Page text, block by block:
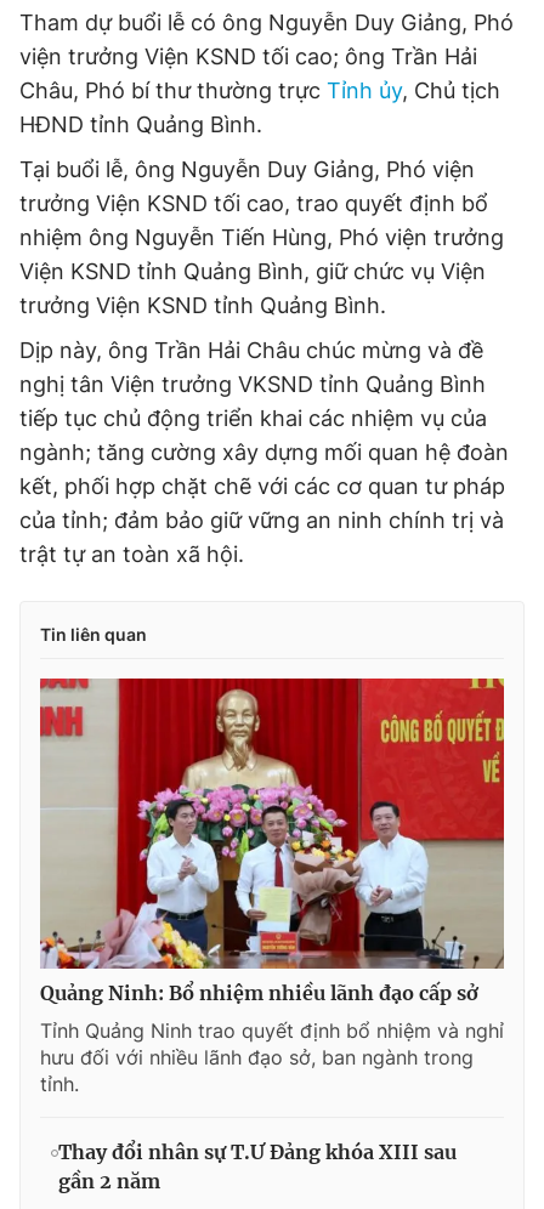
Phó tổng biên tập: Lâm Hiếu Dũng
Phó tổng biên tập: Trần Việt Hưng
Tổng thư ký tòa soạn: Đức Trung
Giấy phép xuất bản số 110/GP - BTTTT cấp ngày 24.3.2020
© 2003-2026 Bản quyền thuộc về Báo Thanh Niên. Cấm sao
chép dưới mọi hình thức nếu không có sự chấp thuận bằng văn
bản. Phát triển bởi ePi Technologies, JSC.
Tham dự buổi lễ có ông Nguyễn Duy Giảng, Phó
viện trưởng Viện KSND tối cao; ông Trần Hải
Châu, Phó bí thư thường trực Tỉnh ủy, Chủ tịch
HĐND tỉnh Quảng Bình.
Tại buổi lễ, ông Nguyễn Duy Giảng, Phó viện
trưởng Viện KSND tối cao, trao quyết định bổ
nhiệm ông Nguyễn Tiến Hùng, Phó viện trưởng
Viện KSND tỉnh Quảng Bình, giữ chức vụ Viện
trưởng Viện KSND tỉnh Quảng Bình.
Dịp này, ông Trần Hải Châu chúc mừng và đề
nghị tân Viện trưởng VKSND tỉnh Quảng Bình
tiếp tục chủ động triển khai các nhiệm vụ của
ngành; tăng cường xây dựng mối quan hệ đoàn
kết, phối hợp chặt chẽ với các cơ quan tư pháp
của tỉnh; đảm bảo giữ vững an ninh chính trị và
trật tự an toàn xã hội.
Tin liên quan
Quảng Ninh: Bổ nhiệm nhiều lãnh đạo cấp sở
Tỉnh Quảng Ninh trao quyết định bổ nhiệm và nghỉ
hưu đối với nhiều lãnh đạo sở, ban ngành trong
tỉnh.
Thay đổi nhân sự T.Ư Đảng khóa XIII sau
gần 2 năm